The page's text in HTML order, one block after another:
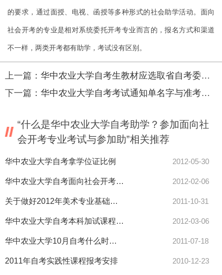
的要求，通过面授、电视、函授等多种形式的社会助学活动。面向
社会开考的专业是相对系统委托开考专业而言的，报名方式和渠道
不一样，两类开考都有助学，考试没有区别。
上一篇： 华中农业大学自考生教材应选取省自考委指定教材还是全国自考委指
下一篇： 华中农业大学自考考试通知单名字与准考证上姓名不符，对单科成绩
“什么是华中农业大学自考助学？参加面向社
会开考专业考试与参加助”相关推荐
华中农业大学自考拿学位证比例 2012-05-30
华中农业大学自考面向社会开考专业和系统委托开考专业有何不同， 2012-02-06
关于做好2012年美术专业基础课统考工作的通知 2011-10-31
华中农业大学自考本科加试课程是否在所有课程合格后才能报考 2012-03-06
华中农业大学10月自考什么时间报名最好 2011-07-18
2011年自考实践性课程报考安排 2010-12-23